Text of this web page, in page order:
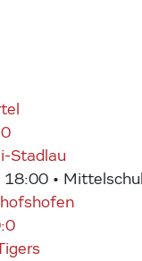
Stadlau
18:00 •